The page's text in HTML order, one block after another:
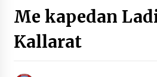
SHOQATËS “KALLARATI”
16/07/2026
Gazeta Kallarati nr. 118
Me kapedan
Kallarat